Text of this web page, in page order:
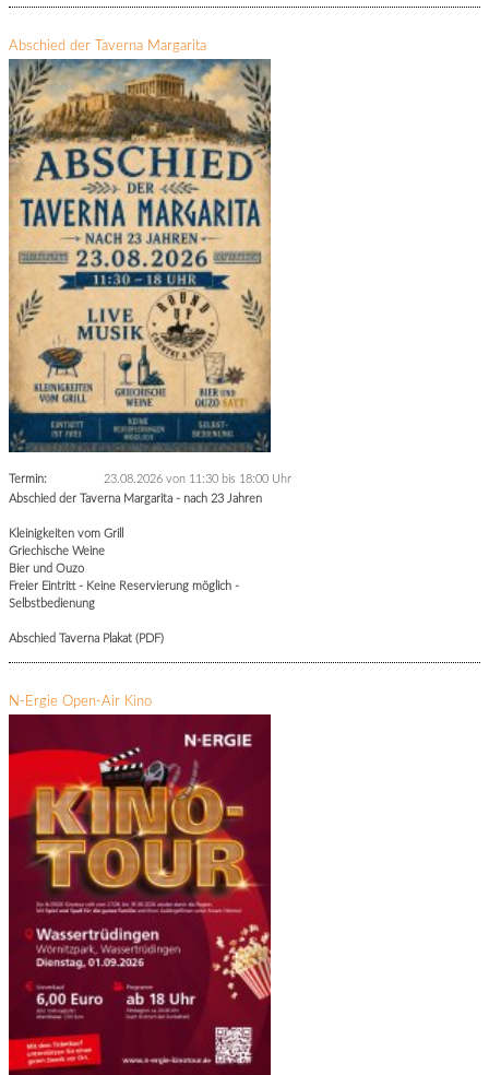
Abschied der Taverna Margarita
Termin: 23.08.2026 von 11:30 bis 18:00 Uhr
Abschied der Taverna Margarita - nach 23 Jahren
Kleinigkeiten vom Grill
Griechische Weine
Bier und Ouzo
Freier Eintritt - Keine Reservierung möglich -
Selbstbedienung
Abschied Taverna Plakat (PDF)
N-Ergie Open-Air Kino